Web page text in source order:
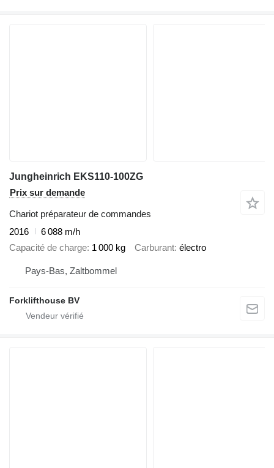
Jungheinrich EKS110-100ZG
Prix sur demande
Chariot préparateur de commandes
2016
6 088 m/h
Capacité de charge 1 000 kg Carburant électro
Pays-Bas, Zaltbommel
Forklifthouse BV